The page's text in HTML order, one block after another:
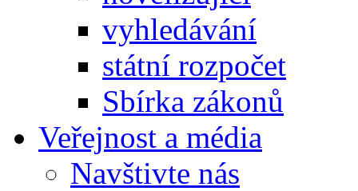
vyhledávání
státní rozpočet
Sbírka zákonů
Veřejnost a média
Navštivte nás